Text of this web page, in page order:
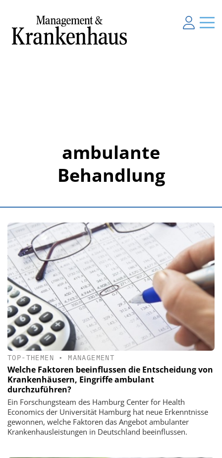
ambulante
Behandlung
TOP-THEMEN • MANAGEMENT
Welche Faktoren beeinflussen die Entscheidung von
Krankenhäusern, Eingriffe ambulant
durchzuführen?
Ein Forschungsteam des Hamburg Center for Health
Economics der Universität Hamburg hat neue Erkenntnisse
gewonnen, welche Faktoren das Angebot ambulanter
Krankenhausleistungen in Deutschland beeinflussen.